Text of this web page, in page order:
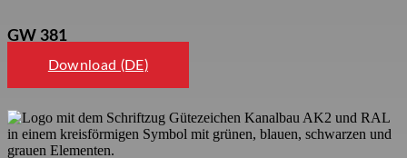
GW 381
Download (DE)